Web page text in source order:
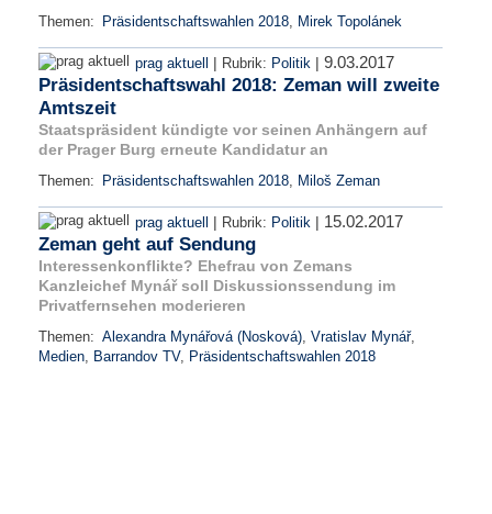
Themen: Präsidentschaftswahlen 2018 Mirek Topolánek
prag aktuell | Rubrik: Politik | 9.03.2017
Präsidentschaftswahl 2018: Zeman will zweite
Amtszeit
Staatspräsident kündigte vor seinen Anhängern auf
der Prager Burg erneute Kandidatur an
Themen: Präsidentschaftswahlen 2018 Miloš Zeman
prag aktuell | Rubrik: Politik | 15.02.2017
Zeman geht auf Sendung
Interessenkonflikte? Ehefrau von Zemans
Kanzleichef Mynář soll Diskussionssendung im
Privatfernsehen moderieren
Themen: Alexandra Mynářová (Nosková) Vratislav Mynář,
Medien
Barrandov TV, Präsidentschaftswahlen 2018